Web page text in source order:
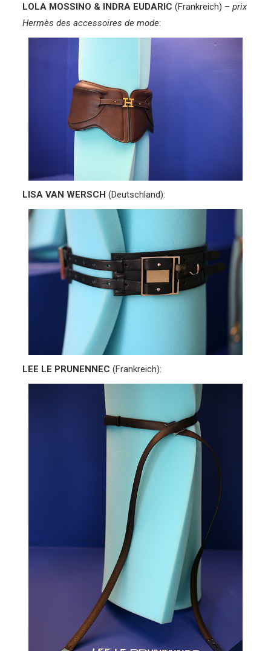
LOLA MOSSINO & INDRA EUDARIC (Frankreich) –prix
Hermès des accessoires de mode:
LISA VAN WERSCH (Deutschland):
LEE LE PRUNENNEC (Frankreich):